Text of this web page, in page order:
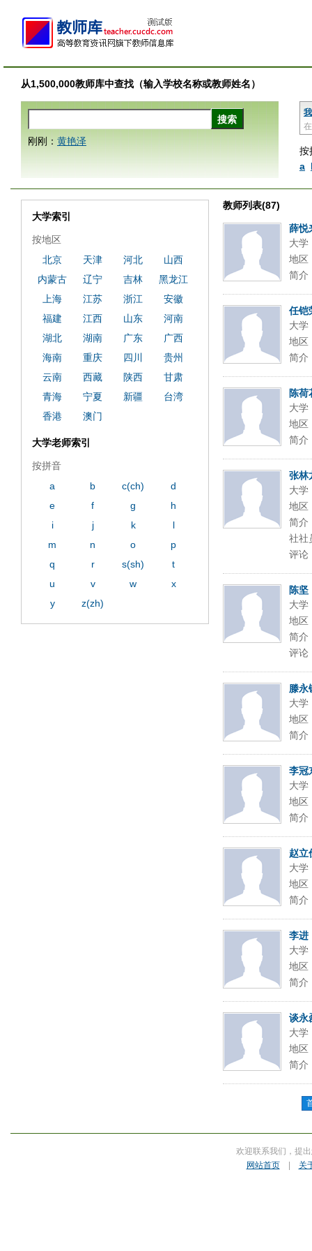
从1,500,000教师库中查找（输入学校名称或教师姓名）
按
a
刚刚： 黄艳泽
教师列表(87)
薛悦
大学
地区
简介
任铠
大学
地区
简介
陈荷
大学
地区
简介
张林
大学
地区
简介
社社
评论
陈坚
大学
地区
简介
评论
滕永
大学
地区
简介
李冠
大学
地区
简介
赵立
大学
地区
简介
李进
大学
地区
简介
谈永
大学
地区
简介
大学索引
按地区
北京
天津 河北
山西
内蒙古
辽宁 吉林
黑龙江
上海
江苏 浙江
安徽
福建
江西 山东
河南
湖北
湖南 广东
广西
海南
重庆 四川
贵州
云南
西藏 陕西
甘肃
青海
宁夏 新疆
台湾
香港
澳门
大学老师索引
按拼音
a
b c(ch)
d
e
f g
h
i
j k
l
m
n o
p
q
r s(sh)
t
u
v w
x
y
z(zh)
欢迎联系我们，提
网站首页| 关